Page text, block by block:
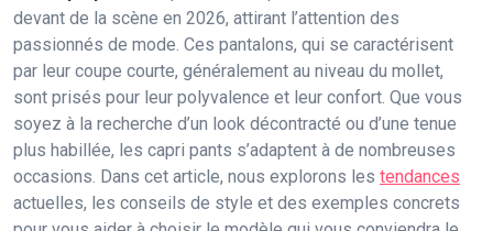
devant de la scène en 2026, attirant l’attention des
passionnés de mode. Ces pantalons, qui se caractérisent
par leur coupe courte, généralement au niveau du mollet,
sont prisés pour leur polyvalence et leur confort. Que vous
soyez à la recherche d’un look décontracté ou d’une tenue
plus habillée, les capri pants s’adaptent à de nombreuses
occasions. Dans cet article, nous explorons les tendances
actuelles, les conseils de style et des exemples concrets